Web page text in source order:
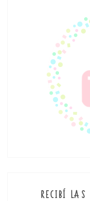
RECIBÍ LAS